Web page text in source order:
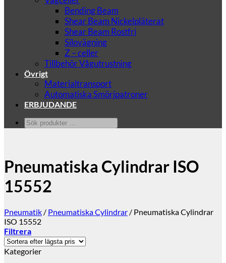
Bending Beam
Shear Beam Nickelpläterat
Shear Beam Rostfri
Silovägning
Z – celler
Tillbehör Vågutrustning
Övrigt
Materialtransport
Automatiska Smörjpatroner
ERBJUDANDE
Sök
produkter
Pneumatiska Cylindrar ISO
15552
Pneumatik / Pneumatiska Cylindrar / Pneumatiska Cylindrar
ISO 15552
Filtrera
Kategorier